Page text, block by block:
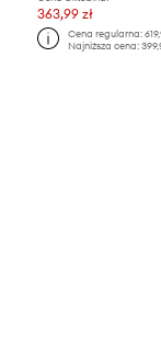
363,99 zł
Cena regularna:
Najniższa cena: